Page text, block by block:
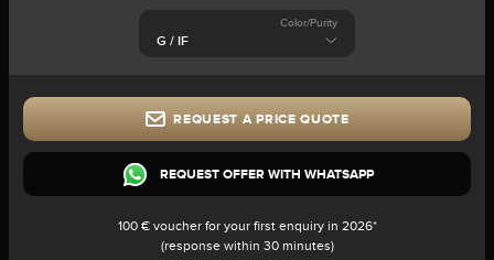
Color/Purity
REQUEST A PRICE QUOTE
REQUEST OFFER WITH WHATSAPP
100 € voucher for your first enquiry in 2026*
(response within 30 minutes)